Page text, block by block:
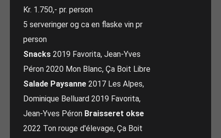
Kr. 1.750,- pr. person
5 serveringer og ca en flaske vin pr
person
Snacks 2019 Favorita, Jean-Yves
Péron 2020 Mon Blanc, Ça Boit Libre
Salade Paysanne 2017 Les Alpes,
Dominique Belluard 2019 Favorita,
Jean-Yves Péron Braisseret okse
2022 Ton rouge d'élevage, Ça Boit